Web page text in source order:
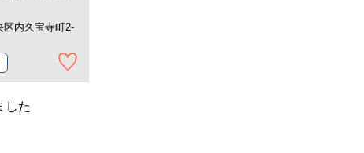
区内久宝寺町2-
した